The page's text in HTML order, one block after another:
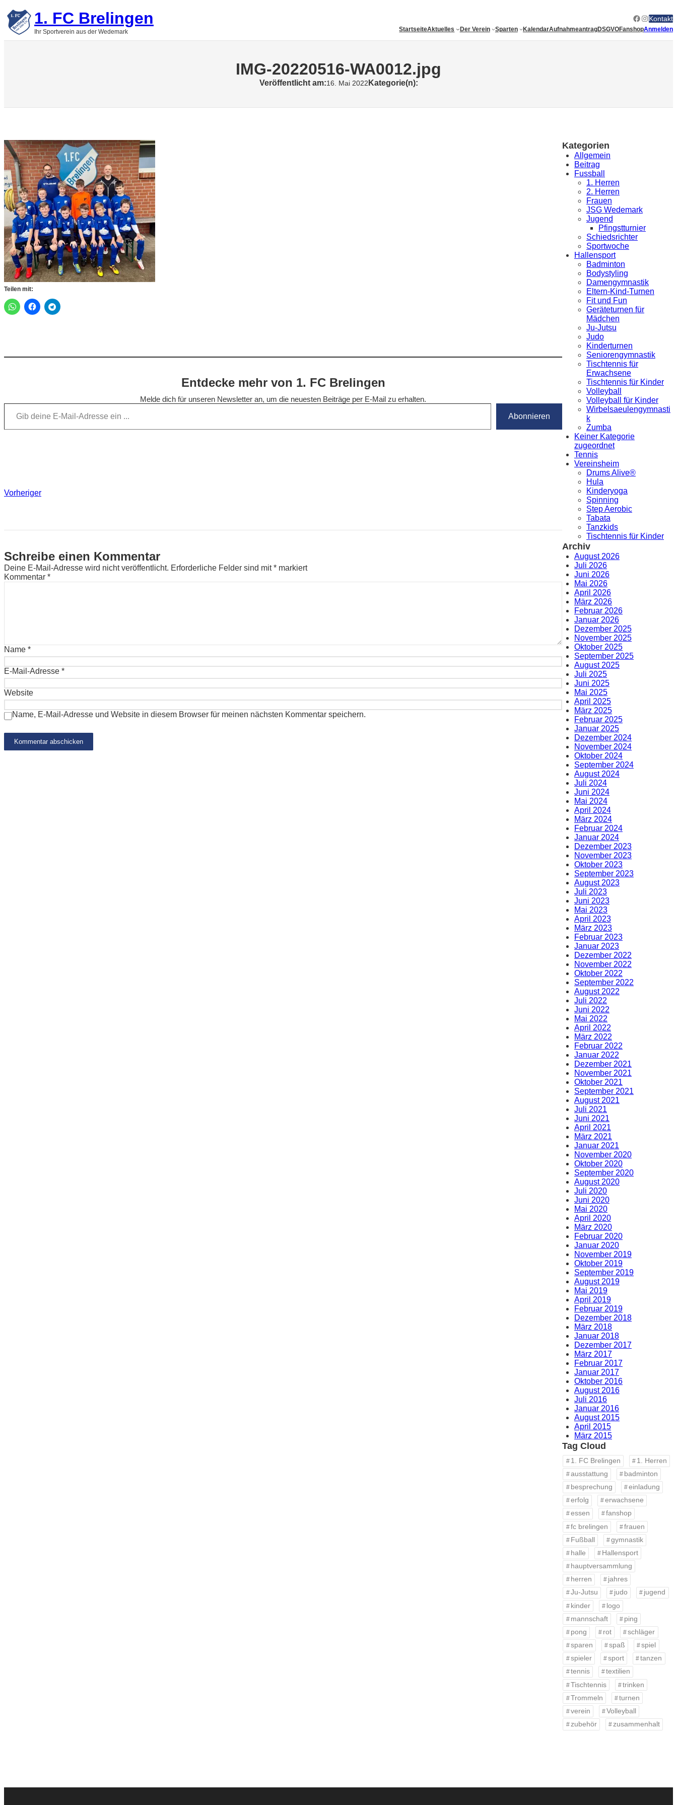
Zum
Inhalt
springen1. FC Brelingen
Ihr Sportverein aus der Wedemark
Facebook
Instagram
Kontakt
StartseiteAktuelles Der Verein Sparten KalendarAufnahmeantragDSGVOFanshopAnmelden
IMG-20220516-WA0012.jpg
Veröffentlicht am:16. Mai 2022 Kategorie(n):
Teilen mit:
Entdecke mehr von 1. FC Brelingen
Melde dich für unseren Newsletter an, um die neuesten Beiträge per E-Mail zu erhalten.
Gib deine E-Mail-Adresse ein …
Abonnieren
Vorheriger
Schreibe einen Kommentar
Deine E-Mail-Adresse wird nicht veröffentlicht. Erforderliche Felder sind mit* markiert
Kommentar *
Name *
E-Mail-Adresse *
Website
Name, E-Mail-Adresse und Website in diesem Browser für meinen nächsten Kommentar speichern.
Kategorien
Allgemein
Beitrag
Fussball
1. Herren
2. Herren
Frauen
JSG Wedemark
Jugend
Pfingstturnier
Schiedsrichter
Sportwoche
Hallensport
Badminton
Bodystyling
Damengymnastik
Eltern-Kind-Turnen
Fit und Fun
Geräteturnen für
Mädchen
Ju-Jutsu
Judo
Kinderturnen
Seniorengymnastik
Tischtennis für
Erwachsene
Tischtennis für Kinder
Volleyball
Volleyball für Kinder
Wirbelsaeulengymnasti
k
Zumba
Keiner Kategorie
zugeordnet
Tennis
Vereinsheim
Drums Alive®
Hula
Kinderyoga
Spinning
Step Aerobic
Tabata
Tanzkids
Tischtennis für Kinder
Archiv
August 2026
Juli 2026
Juni 2026
Mai 2026
April 2026
März 2026
Februar 2026
Januar 2026
Dezember 2025
November 2025
Oktober 2025
September 2025
August 2025
Juli 2025
Juni 2025
Mai 2025
April 2025
März 2025
Februar 2025
Januar 2025
Dezember 2024
November 2024
Oktober 2024
September 2024
August 2024
Juli 2024
Juni 2024
Mai 2024
April 2024
März 2024
Februar 2024
Januar 2024
Dezember 2023
November 2023
Oktober 2023
September 2023
August 2023
Juli 2023
Juni 2023
Mai 2023
April 2023
März 2023
Februar 2023
Januar 2023
Dezember 2022
November 2022
Oktober 2022
September 2022
August 2022
Juli 2022
Juni 2022
Mai 2022
April 2022
März 2022
Februar 2022
Januar 2022
Dezember 2021
November 2021
Oktober 2021
September 2021
August 2021
Juli 2021
Juni 2021
April 2021
März 2021
Januar 2021
November 2020
Oktober 2020
September 2020
August 2020
Juli 2020
Juni 2020
Mai 2020
April 2020
März 2020
Februar 2020
Januar 2020
November 2019
Oktober 2019
September 2019
August 2019
Mai 2019
April 2019
Februar 2019
Dezember 2018
März 2018
Januar 2018
Dezember 2017
März 2017
Februar 2017
Januar 2017
Oktober 2016
August 2016
Juli 2016
Januar 2016
August 2015
April 2015
März 2015
Tag Cloud
1. FC Brelingen
1. Herren
ausstattung
badminton
besprechung
einladung
erfolg
erwachsene
essen
fanshop
fc brelingen
frauen
Fußball
gymnastik
halle
Hallensport
hauptversammlung
herren
jahres
Ju-Jutsu
judo
jugend
kinder
logo
mannschaft
ping
pong
rot
schläger
sparen
spaß
spiel
spieler
sport
tanzen
tennis
textilien
Tischtennis
trinken
Trommeln
turnen
verein
Volleyball
zubehör
zusammenhalt